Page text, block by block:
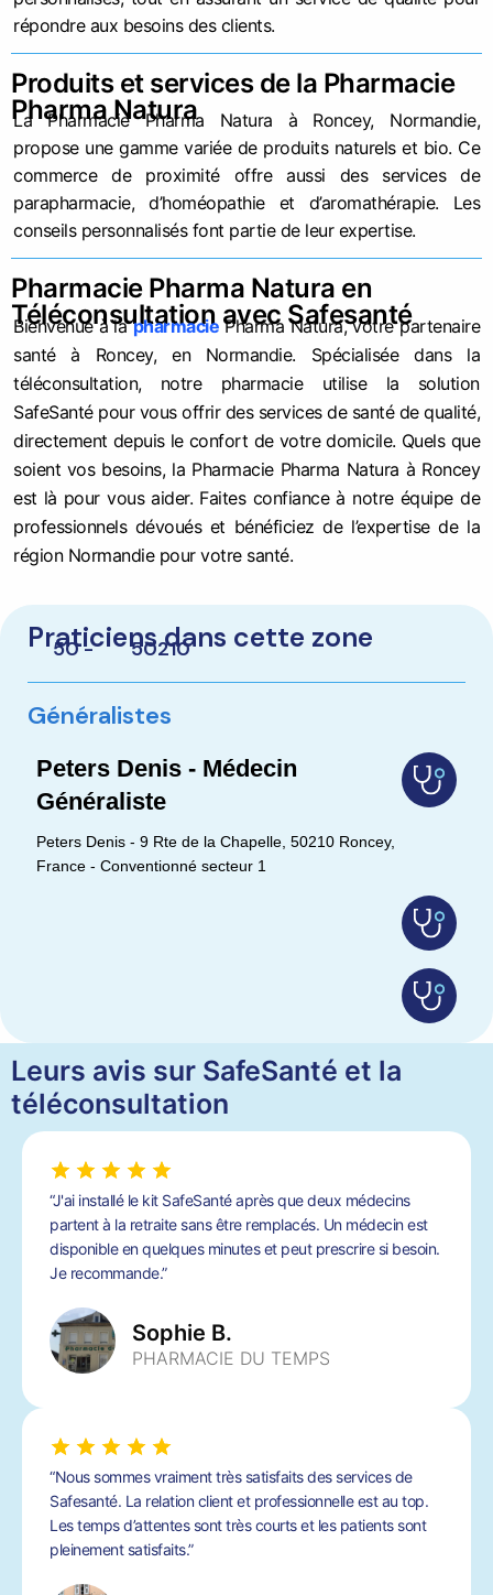
répondre aux besoins des clients.
Produits et services de la Pharmacie
Pharma Natura
La Pharmacie Pharma Natura à Roncey, Normandie,
propose une gamme variée de produits naturels et bio. Ce
commerce de proximité offre aussi des services de
parapharmacie, d’homéopathie et d’aromathérapie. Les
conseils personnalisés font partie de leur expertise.
Pharmacie Pharma Natura en
Téléconsultation avec Safesanté
Bienvenue à lapharmacie Pharma Natura, votre partenaire
santé à Roncey, en Normandie. Spécialisée dans la
téléconsultation, notre pharmacie utilise la solution
SafeSanté pour vous offrir des services de santé de qualité,
directement depuis le confort de votre domicile. Quels que
soient vos besoins, la Pharmacie Pharma Natura à Roncey
est là pour vous aider. Faites confiance à notre équipe de
professionnels dévoués et bénéficiez de l’expertise de la
région Normandie pour votre santé.
Praticiens dans cette zone
50 - 50210
Généralistes
Peters Denis - Médecin
Généraliste
Peters Denis - 9 Rte de la Chapelle, 50210 Roncey,
France - Conventionné secteur 1
Leurs avis sur SafeSanté et la
téléconsultation
“J'ai installé le kit SafeSanté après que deux médecins
partent à la retraite sans être remplacés. Un médecin est
disponible en quelques minutes et peut prescrire si besoin.
Je recommande.”
Sophie B.
PHARMACIE DU TEMPS
“Nous sommes vraiment très satisfaits des services de
Safesanté. La relation client et professionnelle est au top.
Les temps d’attentes sont très courts et les patients sont
pleinement satisfaits.”